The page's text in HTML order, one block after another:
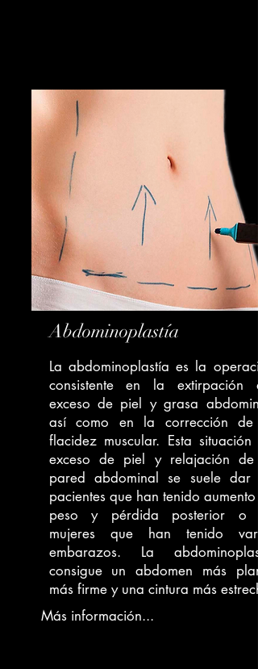
La abdominoplastía es la
consistente en la extirpación
exceso de piel y grasa
así como en la corrección de
flacidez muscular. Esta situación
exceso de piel y relajación de
pared abdominal se suele dar
pacientes que han tenido aumento
peso y pérdida posterior o
mujeres que han tenido
embarazos. La
consigue un abdomen más
más firme y una cintura más
Abdominoplastía
Más información...